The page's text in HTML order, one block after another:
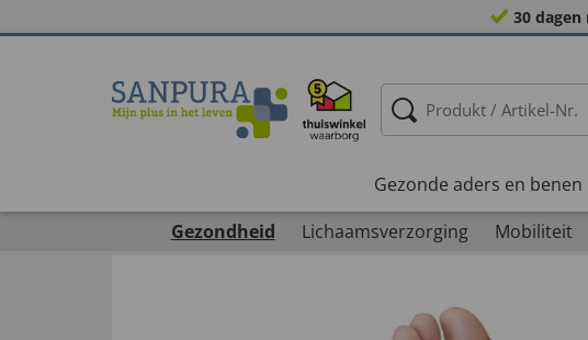
30
Gezonde aders en benen
Gezondheid
Lichaamsverzorging Mobiliteit